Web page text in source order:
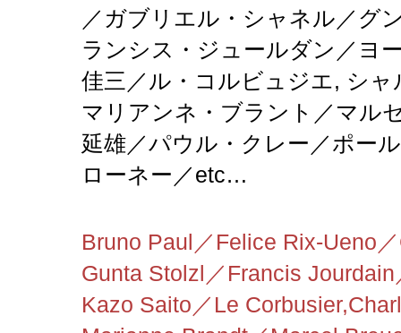
／ ガブリエル・シャネル ／グ
ランシス・ジュールダン ／ ヨ
佳三／ ル・コルビュジエ, シャ
マリアンネ・ブラント ／マル
延雄／パウル・クレー／ポー
ローネー ／etc…
Bruno Paul／Felice Rix-Ueno／
Gunta Stolzl／ Francis Jourdain
Kazo Saito ／ Le